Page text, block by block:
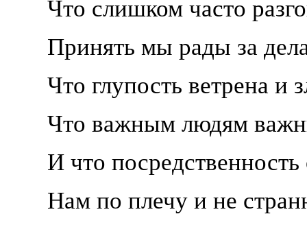
Что слишком часто
Принять мы рады за
Что глупость ветрена и
Что важным людям
И что посредственность
Нам по плечу и не